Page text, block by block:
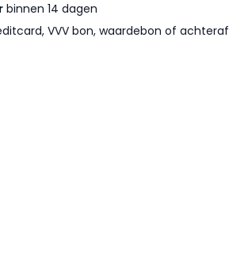
binnen 14 dagen
VVV bon, waardebon of achteraf